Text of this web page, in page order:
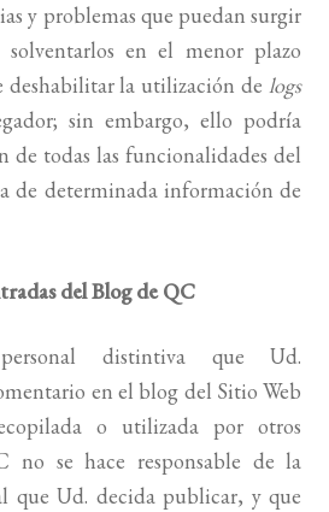
y problemas que puedan surgir
en el menor plazo
deshabilitar la utilización delogs
sin embargo, ello podría
todas las funcionalidades del
de determinada información de
del Blog de QC
distintiva que Ud.
en el blog del Sitio Web
o utilizada por otros
no se hace responsable de la
que Ud. decida publicar, y que